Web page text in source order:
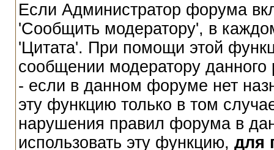
Если Администратор форума
'Сообщить модератору', в
'Цитата'. При помощи этой
сообщении модератору
- если в данном форуме нет
эту функцию только в том
нарушения правил форума в
использовать эту функцию, для